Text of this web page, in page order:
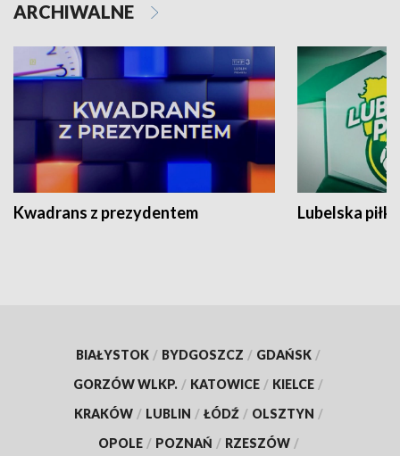
ARCHIWALNE
Kwadrans z prezydentem Lubelska piłka
BIAŁYSTOK / BYDGOSZCZ / GDAŃSK /
GORZÓW WLKP. / KATOWICE / KIELCE /
KRAKÓW / LUBLIN / ŁÓDŹ / OLSZTYN /
OPOLE / POZNAŃ / RZESZÓW /